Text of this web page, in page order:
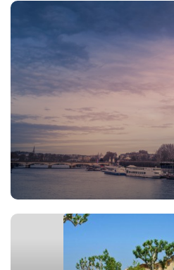
Location minibus avec